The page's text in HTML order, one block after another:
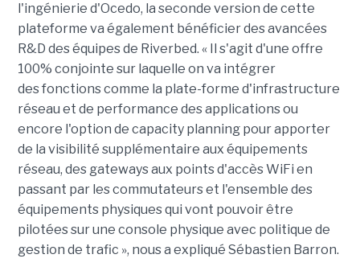
l'ingénierie d'Ocedo, la seconde version de cette
plateforme va également bénéficier des avancées
R&D des équipes de Riverbed. « Il s'agit d'une offre
100% conjointe sur laquelle on va intégrer
des fonctions comme la plate-forme d'infrastructure
réseau et de performance des applications ou
encore l'option de capacity planning pour apporter
de la visibilité supplémentaire aux équipements
réseau, des gateways aux points d'accès WiFi en
passant par les commutateurs et l'ensemble des
équipements physiques qui vont pouvoir être
pilotées sur une console physique avec politique de
gestion de trafic », nous a expliqué Sébastien Barron.